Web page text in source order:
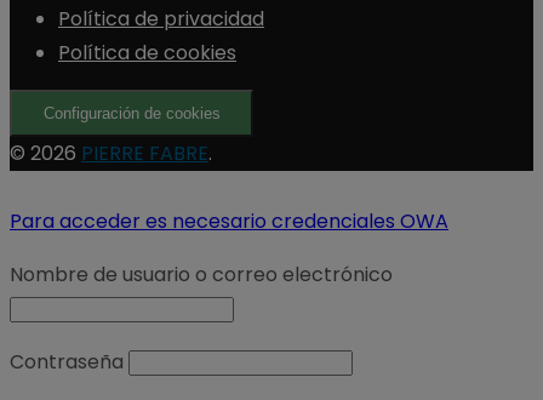
Política de privacidad
Política de cookies
Configuración de cookies
© 2026 PIERRE FABRE.
Para acceder es necesario credenciales OWA
Nombre de usuario o correo electrónico
Contraseña